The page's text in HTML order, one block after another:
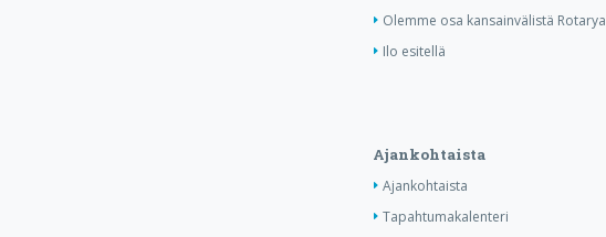
Olemme osa kansainvälistä Rotarya
Ilo esitellä
Ajankohtaista
Ajankohtaista
Tapahtumakalenteri